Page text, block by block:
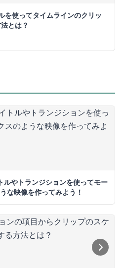
使ってタイムラインのクリッ
とは？
やトランジションを使ってモー
な映像を作ってみよう！